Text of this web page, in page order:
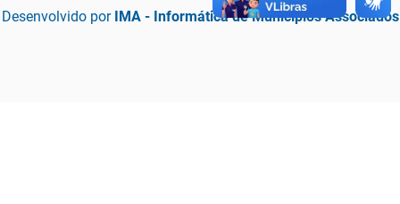
Desenvolvido por IMA - Informática de Municípios Associados